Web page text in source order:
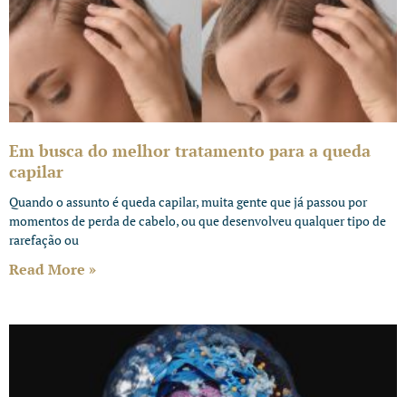
Em busca do melhor tratamento para a queda
capilar
Quando o assunto é queda capilar, muita gente que já passou por
momentos de perda de cabelo, ou que desenvolveu qualquer tipo de
rarefação ou
Read More »